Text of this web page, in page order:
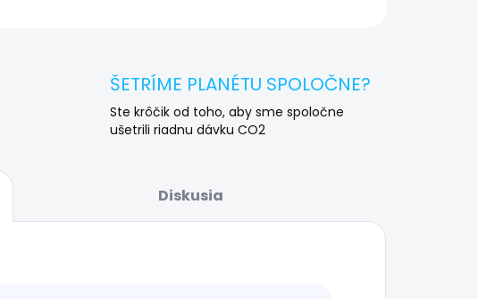
ŠETRÍME PLANÉTU SPOLOČNE?
Ste krôčik od toho, aby sme spoločne
ušetrili riadnu dávku CO2
Diskusia